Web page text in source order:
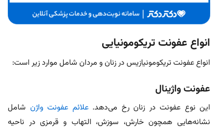
انواع عفونت تریکومونیایی
انواع عفونت تریکومونیازیس در زنان و مردان شامل موارد زیر است:
عفونت واژینال
این نوع عفونت در زنان رخ می‌دهد.علائم عفونت واژن شامل
نشانه‌هایی همچون خارش، سوزش، التهاب و قرمزی در ناحیه